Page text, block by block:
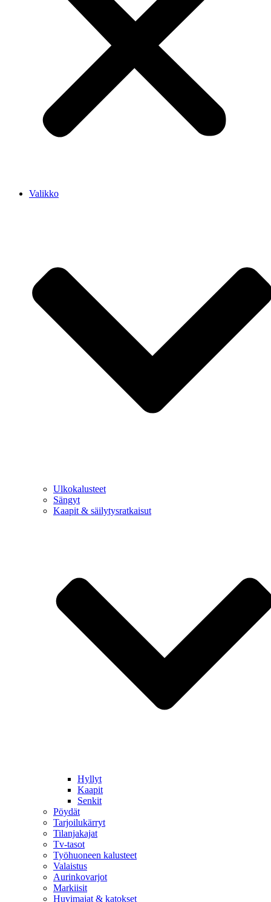
Valikko
Ulkokalusteet
Sängyt
Kaapit & säilytysratkaisut
Hyllyt
Kaapit
Senkit
Pöydät
Tarjoilukärryt
Tilanjakajat
Tv-tasot
Työhuoneen kalusteet
Valaistus
Aurinkovarjot
Markiisit
Huvimajat & katokset